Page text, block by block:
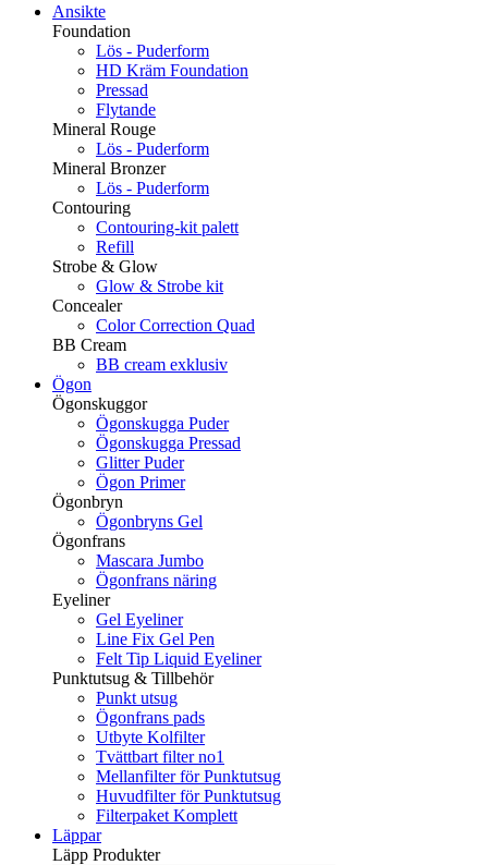
Ansikte
Foundation
Lös - Puderform
HD Kräm Foundation
Pressad
Flytande
Mineral Rouge
Lös - Puderform
Mineral Bronzer
Lös - Puderform
Contouring
Contouring-kit palett
Refill
Strobe & Glow
Glow & Strobe kit
Concealer
Color Correction Quad
BB Cream
BB cream exklusiv
Ögon
Ögonskuggor
Ögonskugga Puder
Ögonskugga Pressad
Glitter Puder
Ögon Primer
Ögonbryn
Ögonbryns Gel
Ögonfrans
Mascara Jumbo
Ögonfrans näring
Eyeliner
Gel Eyeliner
Line Fix Gel Pen
Felt Tip Liquid Eyeliner
Punktutsug & Tillbehör
Punkt utsug
Ögonfrans pads
Utbyte Kolfilter
Tvättbart filter no1
Mellanfilter för Punktutsug
Huvudfilter för Punktutsug
Filterpaket Komplett
Läppar
Läpp Produkter